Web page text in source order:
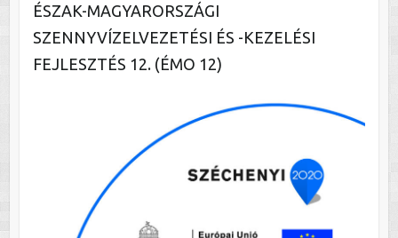
ÉSZAK-MAGYARORSZÁGI
SZENNYVÍZELVEZETÉSI ÉS -KEZELÉSI
FEJLESZTÉS 12. (ÉMO 12)